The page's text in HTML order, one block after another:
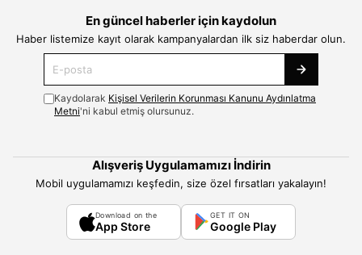
En güncel haberler için kaydolun
Haber listemize kayıt olarak kampanyalardan ilk siz haberdar olun.
Kaydolarak Kişisel Verilerin Korunması Kanunu Aydınlatma
Metni'ni kabul etmiş olursunuz.
Alışveriş Uygulamamızı İndirin
Mobil uygulamamızı keşfedin, size özel fırsatları yakalayın!
Download on the
App Store
GET IT ON
Google Play